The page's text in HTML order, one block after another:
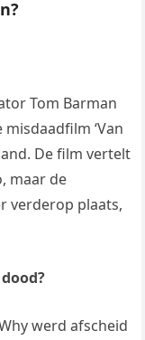
Tom Barman
‘Van
De film vertelt
maar de
verderop plaats,
werd afscheid